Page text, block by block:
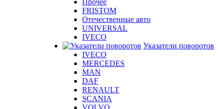
Прочее
FRISTOM
Отечественные авто
UNIVERSAL
IVECO
Указатели поворотов
IVECO
MERCEDES
MAN
DAF
RENAULT
SCANIA
VOLVO